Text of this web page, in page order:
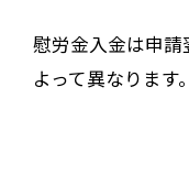
慰労金入金は申請
よって異なります。